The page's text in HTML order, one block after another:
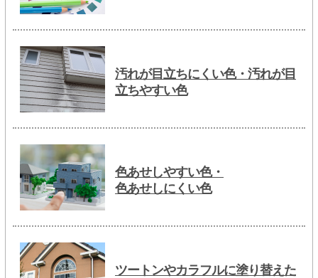
汚れが目立ちにくい色・汚れが目
立ちやすい色
色あせしやすい色・
色あせしにくい色
ツートンやカラフルに塗り替えた